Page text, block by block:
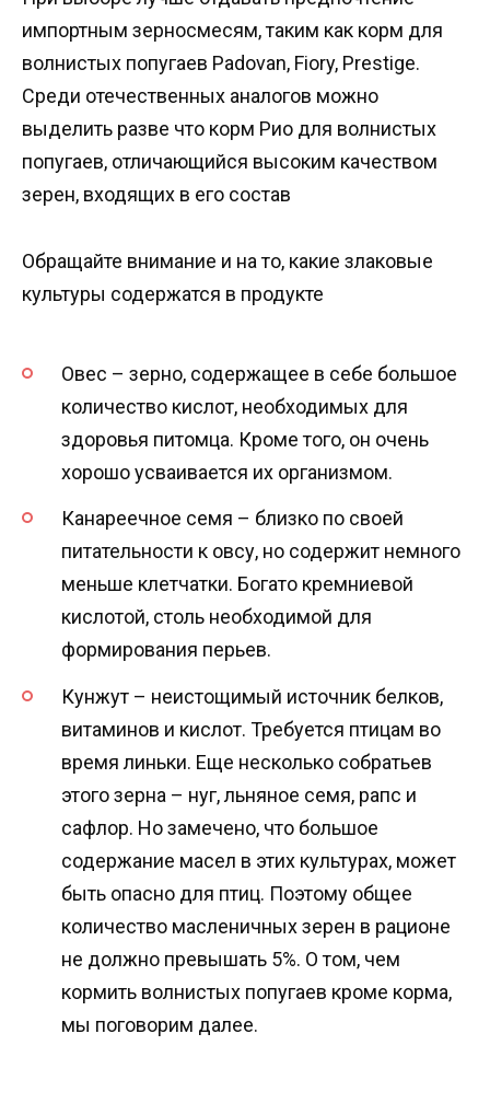
импортным зерносмесям, таким как корм для
волнистых попугаев Padovan, Fiory, Prestige.
Среди отечественных аналогов можно
выделить разве что корм Рио для волнистых
попугаев, отличающийся высоким качеством
зерен, входящих в его состав
Обращайте внимание и на то, какие злаковые
культуры содержатся в продукте
Овес – зерно, содержащее в себе большое
количество кислот, необходимых для
здоровья питомца. Кроме того, он очень
хорошо усваивается их организмом.
Канареечное семя – близко по своей
питательности к овсу, но содержит немного
меньше клетчатки. Богато кремниевой
кислотой, столь необходимой для
формирования перьев.
Кунжут – неистощимый источник белков,
витаминов и кислот. Требуется птицам во
время линьки. Еще несколько собратьев
этого зерна – нуг, льняное семя, рапс и
сафлор. Но замечено, что большое
содержание масел в этих культурах, может
быть опасно для птиц. Поэтому общее
количество масленичных зерен в рационе
не должно превышать 5%. О том, чем
кормить волнистых попугаев кроме корма,
мы поговорим далее.